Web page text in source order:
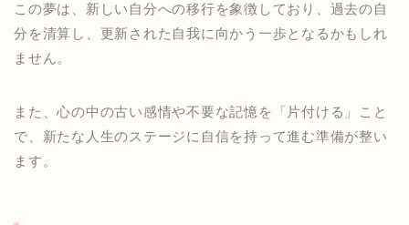
この夢は、新しい自分への移行を象徴しており、過去の自
分を清算し、更新された自我に向かう一歩となるかもしれ
ません。
また、心の中の古い感情や不要な記憶を「片付ける」こと
で、新たな人生のステージに自信を持って進む準備が整い
ます。